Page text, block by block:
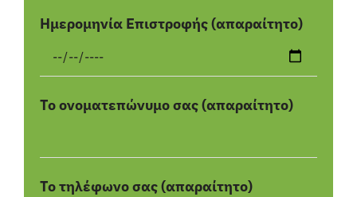
Ημερομηνία Επιστροφής (απαραίτητο)
Το ονοματεπώνυμο σας (απαραίτητο)
Το τηλέφωνο σας (απαραίτητο)